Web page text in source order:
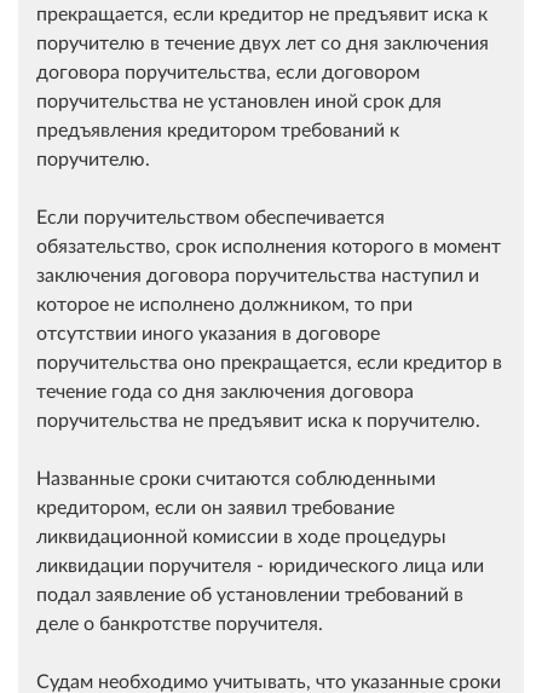
прекращается, если кредитор не предъявит иска к
поручителю в течение двух лет со дня заключения
договора поручительства, если договором
поручительства не установлен иной срок для
предъявления кредитором требований к
поручителю.
Если поручительством обеспечивается
обязательство, срок исполнения которого в момент
заключения договора поручительства наступил и
которое не исполнено должником, то при
отсутствии иного указания в договоре
поручительства оно прекращается, если кредитор в
течение года со дня заключения договора
поручительства не предъявит иска к поручителю.
Названные сроки считаются соблюденными
кредитором, если он заявил требование
ликвидационной комиссии в ходе процедуры
ликвидации поручителя - юридического лица или
подал заявление об установлении требований в
деле о банкротстве поручителя.
Судам необходимо учитывать, что указанные сроки